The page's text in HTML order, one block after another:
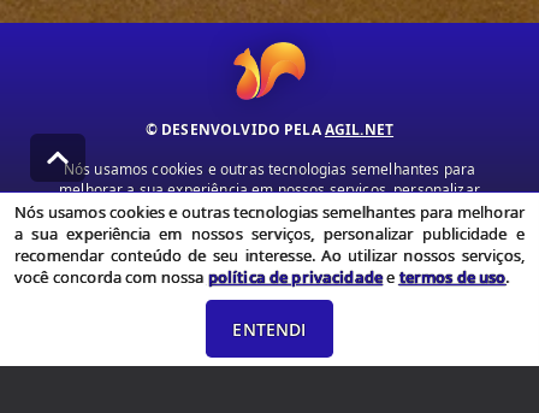
© DESENVOLVIDO PELAAGIL.NET
Nós usamos cookies e outras tecnologias semelhantes para
melhorar a sua experiência em nossos serviços, personalizar
publicidade e recomendar conteúdo de seu interesse. Ao utilizar
nossos serviços, você concorda com nossa política de privacidade e
termos de uso.
Política de Privacidade Termos de uso
Nós usamos cookies e outras tecnologias semelhantes para melhorar
a sua experiência em nossos serviços, personalizar publicidade e
recomendar conteúdo de seu interesse. Ao utilizar nossos serviços,
você concorda com nossa política de privacidadeetermos de uso.
ENTENDI